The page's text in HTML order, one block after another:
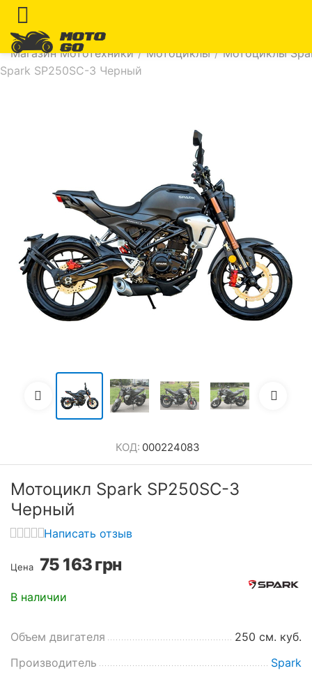
Магазин Мототехники / Мотоциклы / Мотоциклы
Spark SP250SC-3 Черный
КОД: 000224083
Мотоцикл Spark SP250SC-3
Черный
Написать отзыв
Цена 75 163грн
В наличии
Объем двигателя
250 см. куб.
Производитель
Spark